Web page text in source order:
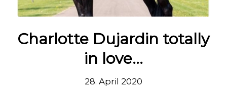
Charlotte Dujardin totally
in love…
28. April 2020